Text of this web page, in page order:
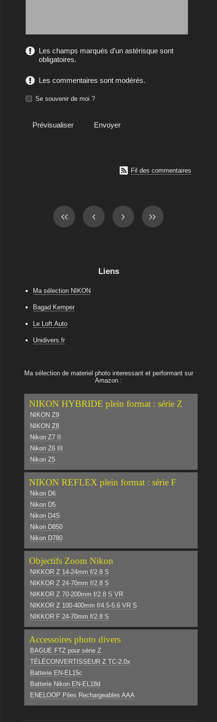
Les champs marqués d'un astérisque sont
obligatoires.
Les commentaires sont modérés.
Se souvenir de moi ?
 Fil des commentaires
Liens
Ma sélection NIKON
Bagad Kemper
Le Loft Auto
Unidivers.fr
Ma sélection de materiel photo interessant et performant sur
Amazon :
NIKON HYBRIDE plein format : série Z
NIKON Z9
NIKON Z8
Nikon Z7 II
Nikon Z6 III
Nikon Z5
NIKON REFLEX plein format : série F
Nikon D6
Nikon D5
Nikon D4S
Nikon D850
Nikon D780
Objectifs Zoom Nikon
NIKKOR Z 14-24mm f/2.8 S
NIKKOR Z 24-70mm f/2.8 S
NIKKOR Z 70-200mm f/2.8 S VR
NIKKOR Z 100-400mm f/4.5-5.6 VR S
NIKKOR F 24-70mm f/2.8 S
Accessoires photo divers
BAGUE FTZ pour série Z
TÉLÉCONVERTISSEUR Z TC-2.0x
Batterie EN-EL15c
Batterie Nikon EN-EL18d
ENELOOP Piles Rechargeables AAA